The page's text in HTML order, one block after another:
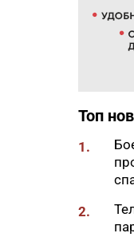
18:40
18:22
Топ
1.
2.